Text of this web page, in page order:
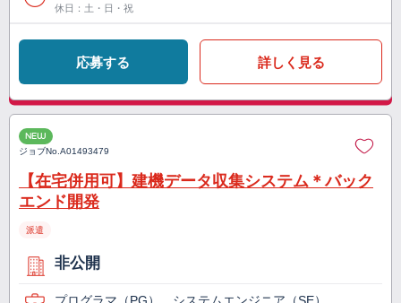
休日：土・日・祝
応募する 詳しく見る
NEW
ジョブNo.A01493479
【在宅併用可】建機データ収集システム＊バック
エンド開発
派遣
非公開